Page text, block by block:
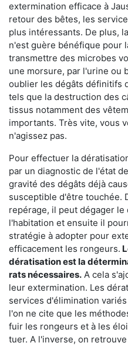
extermination efficace à
retour des bêtes, les
plus intéressants. De plus,
n'est guère bénéfique pour
transmettre des microbes
une morsure, par l'urine ou
oublier les dégâts définitifs
tels que la destruction des
tissus notamment des
importants. Très vite, vous
n'agissez pas.
Pour effectuer la
par un diagnostic de l'état
gravité des dégâts déjà
susceptible d'être touchée.
repérage, il peut dégager
l'habitation et ensuite il
stratégie à adopter pour
efficacement les rongeurs.
dératisation est la
rats nécessaires. A cela
leur extermination. Les
services d'élimination
l'on ne cite que les
fuir les rongeurs et à les
tuer. A l'inverse, on